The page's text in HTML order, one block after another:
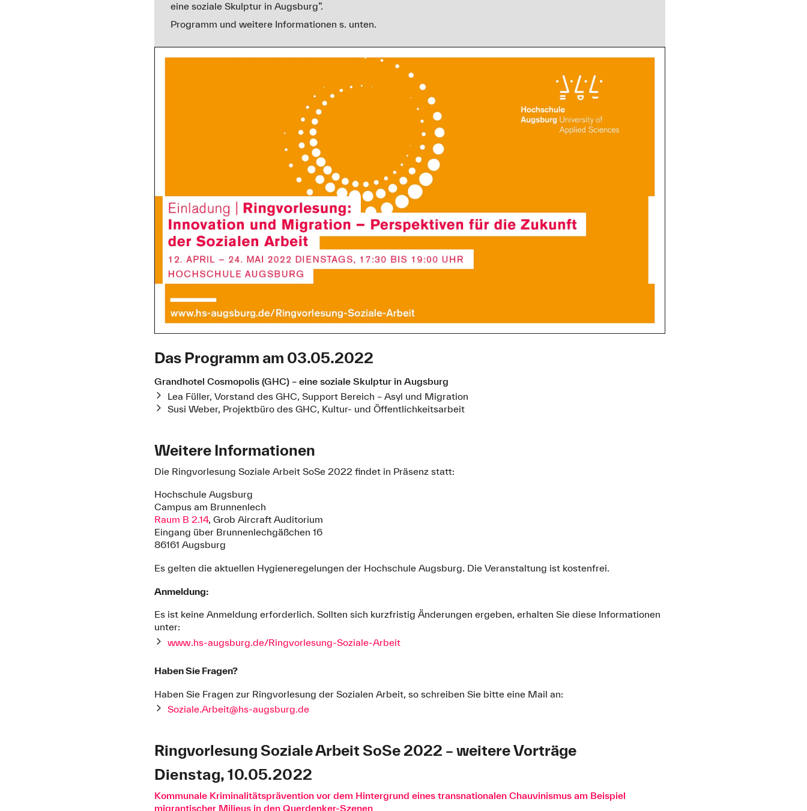
eine soziale Skulptur in Augsburg”.
Programm und weitere Informationen s. unten.
Das Programm am 03.05.2022
Grandhotel Cosmopolis (GHC) – eine soziale Skulptur in Augsburg
Lea Füller, Vorstand des GHC, Support Bereich – Asyl und Migration
Susi Weber, Projektbüro des GHC, Kultur- und Öffentlichkeitsarbeit
Weitere Informationen
Die Ringvorlesung Soziale Arbeit SoSe 2022 findet in Präsenz statt:
Hochschule Augsburg
Campus am Brunnenlech
Raum B 2.14, Grob Aircraft Auditorium
Eingang über Brunnenlechgäßchen 16
86161 Augsburg
Es gelten die aktuellen Hygieneregelungen der Hochschule Augsburg. Die Veranstaltung ist kostenfrei.
Anmeldung:
Es ist keine Anmeldung erforderlich. Sollten sich kurzfristig Änderungen ergeben, erhalten Sie diese Informationen
unter:
www.hs-augsburg.de/Ringvorlesung-Soziale-Arbeit
Haben Sie Fragen?
Haben Sie Fragen zur Ringvorlesung der Sozialen Arbeit, so schreiben Sie bitte eine Mail an:
Soziale.Arbeit@hs-augsburg.de
Ringvorlesung Soziale Arbeit SoSe 2022 – weitere Vorträge
Dienstag, 10.05.2022
Kommunale Kriminalitätsprävention vor dem Hintergrund eines transnationalen Chauvinismus am Beispiel
migrantischer Milieus in den Querdenker-Szenen